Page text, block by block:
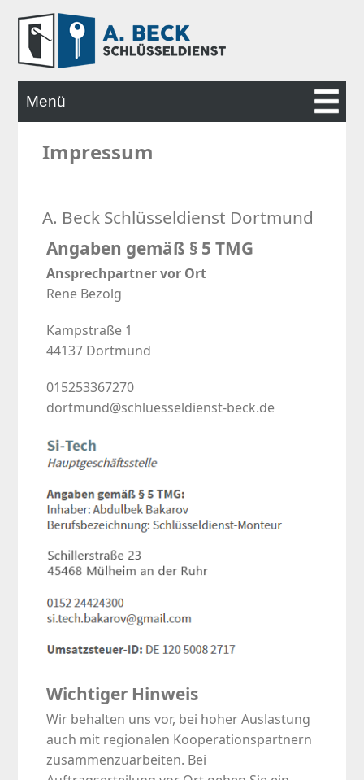
Menü
STARTSEITE
ALARMANLAGEN
Impressum
A. Beck Schlüsseldienst Dortmund
Angaben gemäß § 5 TMG
Ansprechpartner vor Ort
Rene Bezolg
Kampstraße 1
44137 Dortmund
015253367270
dortmund@schluesseldienst-beck.de
Wichtiger Hinweis
Wir behalten uns vor, bei hoher Auslastung
auch mit regionalen Kooperationspartnern
zusammenzuarbeiten. Bei